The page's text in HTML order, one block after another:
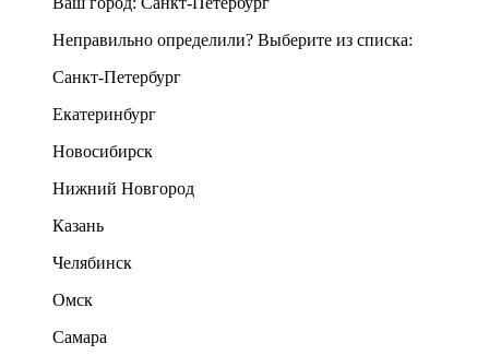
Неправильно определили? Выберите из списка:
Санкт-Петербург
Екатеринбург
Новосибирск
Нижний Новгород
Казань
Челябинск
Омск
Самара